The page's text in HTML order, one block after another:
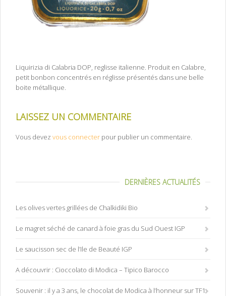
Liquirizia di Calabria DOP, reglisse italienne. Produit en Calabre,
petit bonbon concentrés en réglisse présentés dans une belle
boite métallique.
LAISSEZ UN COMMENTAIRE
Vous devez vous connecter pour publier un commentaire.
DERNIÈRES ACTUALITÉS
Les olives vertes grillées de Chalkidiki Bio
Le magret séché de canard à foie gras du Sud Ouest IGP
Le saucisson sec de l’Ile de Beauté IGP
A découvrir : Cioccolato di Modica – Tipico Barocco
Souvenir : il y a 3 ans, le chocolat de Modica à l’honneur sur TF1